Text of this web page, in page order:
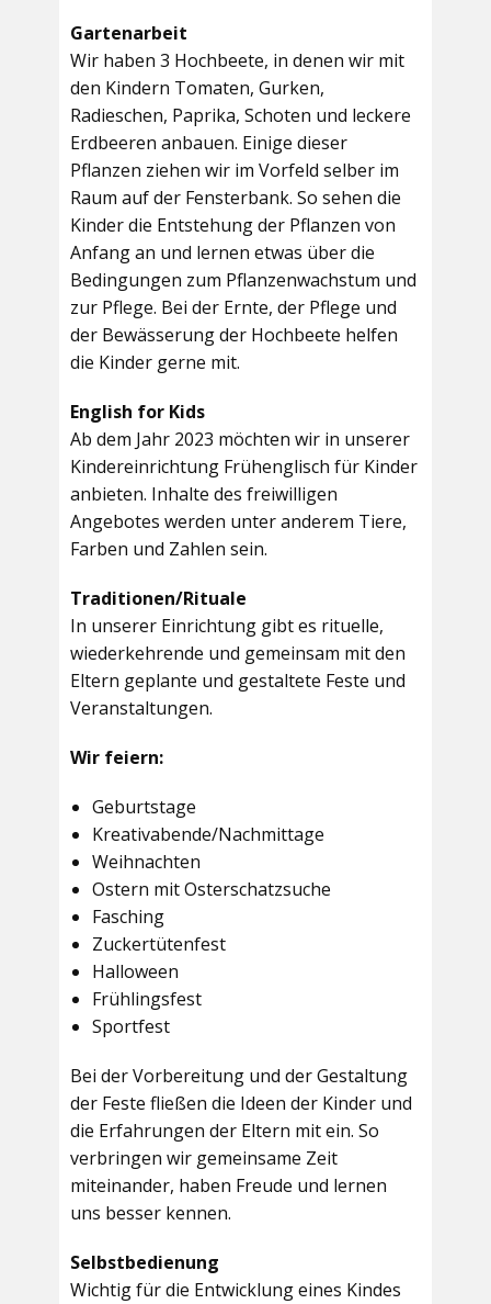
Gartenarbeit
Wir haben 3 Hochbeete, in denen wir mit
den Kindern Tomaten, Gurken,
Radieschen, Paprika, Schoten und leckere
Erdbeeren anbauen. Einige dieser
Pflanzen ziehen wir im Vorfeld selber im
Raum auf der Fensterbank. So sehen die
Kinder die Entstehung der Pflanzen von
Anfang an und lernen etwas über die
Bedingungen zum Pflanzenwachstum und
zur Pflege. Bei der Ernte, der Pflege und
der Bewässerung der Hochbeete helfen
die Kinder gerne mit.
English for Kids
Ab dem Jahr 2023 möchten wir in unserer
Kindereinrichtung Frühenglisch für Kinder
anbieten. Inhalte des freiwilligen
Angebotes werden unter anderem Tiere,
Farben und Zahlen sein.
Traditionen/Rituale
In unserer Einrichtung gibt es rituelle,
wiederkehrende und gemeinsam mit den
Eltern geplante und gestaltete Feste und
Veranstaltungen.
Wir feiern:
Geburtstage
Kreativabende/Nachmittage
Weihnachten
Ostern mit Osterschatzsuche
Fasching
Zuckertütenfest
Halloween
Frühlingsfest
Sportfest
Bei der Vorbereitung und der Gestaltung
der Feste fließen die Ideen der Kinder und
die Erfahrungen der Eltern mit ein. So
verbringen wir gemeinsame Zeit
miteinander, haben Freude und lernen
uns besser kennen.
Selbstbedienung
Wichtig für die Entwicklung eines Kindes